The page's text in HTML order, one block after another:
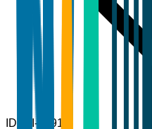
ID TBI-13910